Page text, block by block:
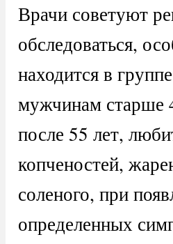
Врачи советуют
обследоваться,
находится в
мужчинам
после 55 лет,
копченостей,
соленого, при
определенных